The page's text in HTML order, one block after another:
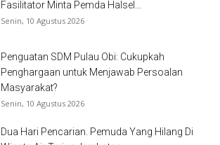
Fasilitator Minta Pemda Halsel...
Senin, 10 Agustus 2026
Penguatan SDM Pulau Obi: Cukupkah
Penghargaan untuk Menjawab Persoalan
Masyarakat?
Senin, 10 Agustus 2026
Dua Hari Pencarian. Pemuda Yang Hilang Di